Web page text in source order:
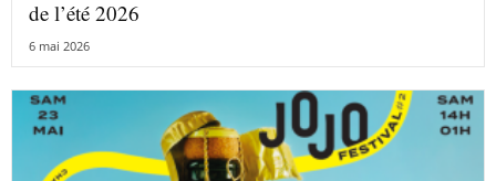
de l’été 2026
6 mai 2026